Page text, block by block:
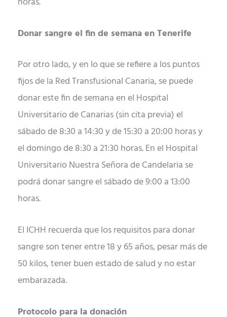
Donar sangre el fin de semana en Tenerife
Por otro lado, y en lo que se refiere a los puntos
fijos de la Red Transfusional Canaria, se puede
donar este fin de semana en el Hospital
Universitario de Canarias (sin cita previa) el
sábado de 8:30 a 14:30 y de 15:30 a 20:00 horas y
el domingo de 8:30 a 21:30 horas. En el Hospital
Universitario Nuestra Señora de Candelaria se
podrá donar sangre el sábado de 9:00 a 13:00
horas.
El ICHH recuerda que los requisitos para donar
sangre son tener entre 18 y 65 años, pesar más de
50 kilos, tener buen estado de salud y no estar
embarazada.
Protocolo para la donación